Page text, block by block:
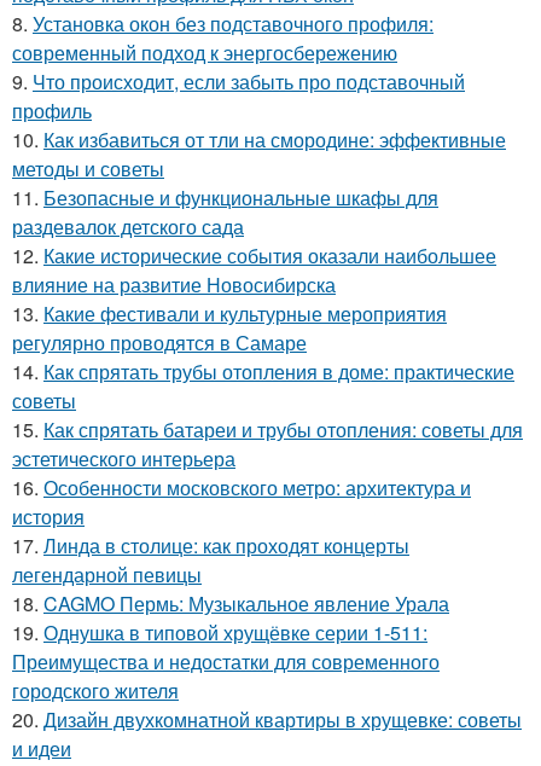
8. Установка окон без подставочного профиля:
современный подход к энергосбережению
9. Что происходит, если забыть про подставочный
профиль
10. Как избавиться от тли на смородине: эффективные
методы и советы
11. Безопасные и функциональные шкафы для
раздевалок детского сада
12. Какие исторические события оказали наибольшее
влияние на развитие Новосибирска
13. Какие фестивали и культурные мероприятия
регулярно проводятся в Самаре
14. Как спрятать трубы отопления в доме: практические
советы
15. Как спрятать батареи и трубы отопления: советы для
эстетического интерьера
16. Особенности московского метро: архитектура и
история
17. Линда в столице: как проходят концерты
легендарной певицы
18. CAGMO Пермь: Музыкальное явление Урала
19. Однушка в типовой хрущёвке серии 1-511:
Преимущества и недостатки для современного
городского жителя
20. Дизайн двухкомнатной квартиры в хрущевке: советы
и идеи